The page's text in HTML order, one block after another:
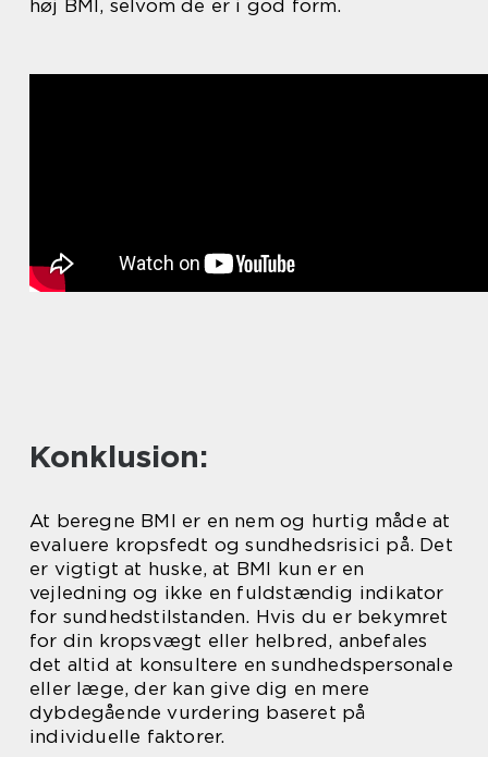
høj BMI, selvom de er i god form.
Konklusion:
At beregne BMI er en nem og hurtig måde at
evaluere kropsfedt og sundhedsrisici på. Det
er vigtigt at huske, at BMI kun er en
vejledning og ikke en fuldstændig indikator
for sundhedstilstanden. Hvis du er bekymret
for din kropsvægt eller helbred, anbefales
det altid at konsultere en sundhedspersonale
eller læge, der kan give dig en mere
dybdegående vurdering baseret på
individuelle faktorer.